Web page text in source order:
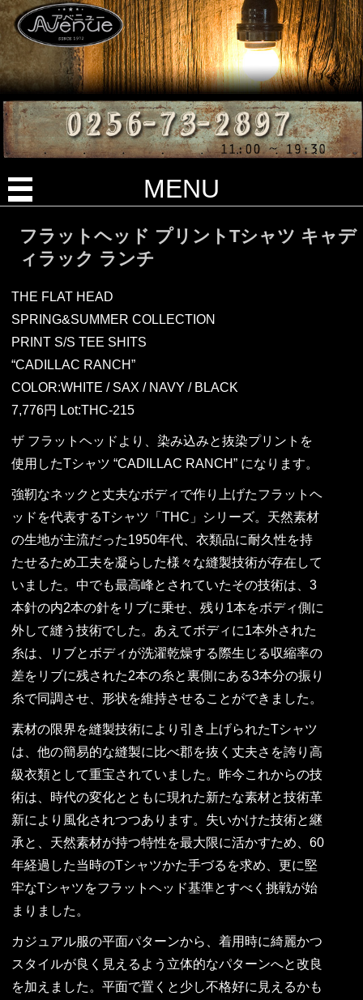
MENU
フラットヘッド プリントTシャツ キャデ
ィラック ランチ
THE FLAT HEAD
SPRING&SUMMER COLLECTION
PRINT S/S TEE SHITS
“CADILLAC RANCH”
COLOR:WHITE / SAX / NAVY / BLACK
7,776円 Lot:THC-215
ザ フラットヘッドより、染み込みと抜染プリントを
使用したTシャツ “CADILLAC RANCH” になります。
強靭なネックと丈夫なボディで作り上げたフラットヘ
ッドを代表するTシャツ「THC」シリーズ。天然素材
の生地が主流だった1950年代、衣類品に耐久性を持
たせるため工夫を凝らした様々な縫製技術が存在して
いました。中でも最高峰とされていたその技術は、3
本針の内2本の針をリブに乗せ、残り1本をボディ側に
外して縫う技術でした。あえてボディに1本外された
糸は、リブとボディが洗濯乾燥する際生じる収縮率の
差をリブに残された2本の糸と裏側にある3本分の振り
糸で同調させ、形状を維持させることができました。
素材の限界を縫製技術により引き上げられたTシャツ
は、他の簡易的な縫製に比べ郡を抜く丈夫さを誇り高
級衣類として重宝されていました。昨今これからの技
術は、時代の変化とともに現れた新たな素材と技術革
新により風化されつつあります。失いかけた技術と継
承と、天然素材が持つ特性を最大限に活かすため、60
年経過した当時のTシャツかた手づるを求め、更に堅
牢なTシャツをフラットヘッド基準とすべく挑戦が始
まりました。
カジュアル服の平面パターンから、着用時に綺麗かつ
スタイルが良く見えるよう立体的なパターンへと改良
を加えました。平面で置くと少し不格好に見えるかも